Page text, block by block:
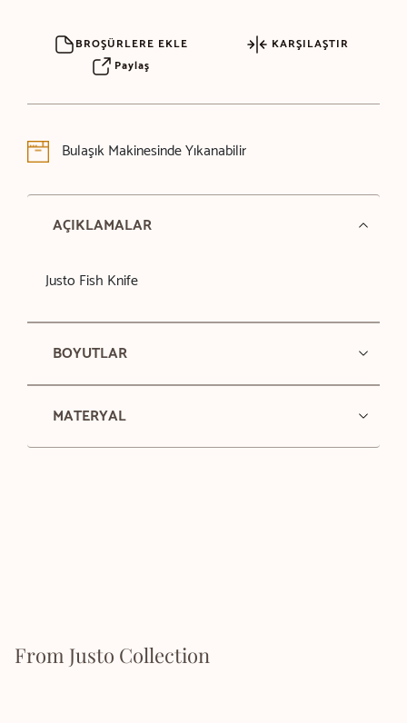
BROŞÜRLERE EKLE
KARŞILAŞTIR
Paylaş
Bulaşık Makinesinde Yıkanabilir
AÇIKLAMALAR
Justo Fish Knife
BOYUTLAR
MATERYAL
From Justo Collection